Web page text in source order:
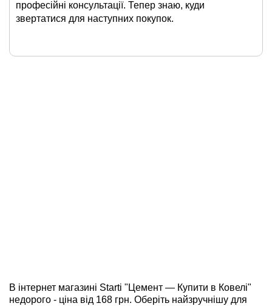
професійні консультації. Тепер знаю, куди
звертатися для наступних покупок.
В інтернет магазині Starti "Цемент — Купити в Ковелі"
недорого - ціна від 168 грн. Оберіть найзручнішу для